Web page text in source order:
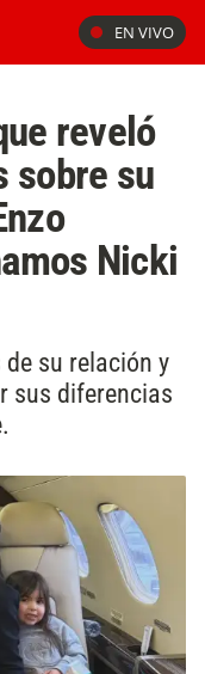
EN VIVO
reveló
sobre su
Nicki
su relación y
sus diferencias